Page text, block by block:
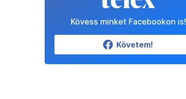
Kövess minket Facebookon is!
Követem!